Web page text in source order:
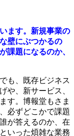
ます。新規事業の
壁にぶつかるの
課題になるのか、
も、既存ビジネス
や、新サービス、
す。博報堂もさま
必ずどこかで課題
が答えるのか、在
いった煩雑な業務